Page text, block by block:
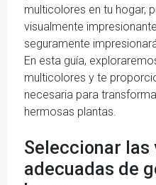
multicolores en tu hogar,
visualmente
seguramente
En esta guía,
multicolores y te
necesaria para
hermosas plantas.
Seleccionar las
adecuadas de